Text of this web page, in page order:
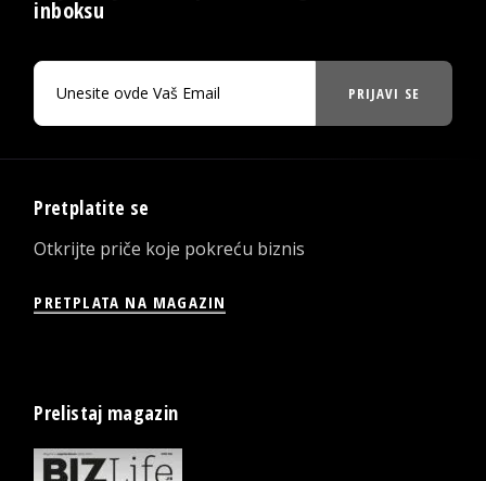
inboksu
PRIJAVI SE
Pretplatite se
Otkrijte priče koje pokreću biznis
PRETPLATA NA MAGAZIN
Prelistaj magazin